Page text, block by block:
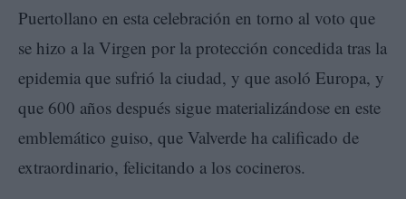
Puertollano en esta celebración en torno al voto que
se hizo a la Virgen por la protección concedida tras la
epidemia que sufrió la ciudad, y que asoló Europa, y
que 600 años después sigue materializándose en este
emblemático guiso, que Valverde ha calificado de
extraordinario, felicitando a los cocineros.